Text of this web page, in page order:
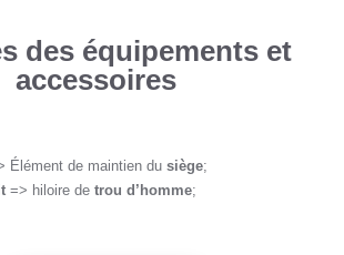
des équipements et
accessoires
Élément de maintien du siège;
=> hiloire de trou d’homme;